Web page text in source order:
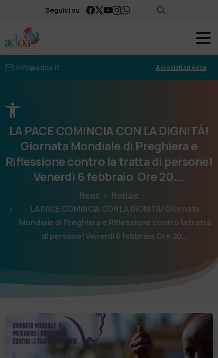
Apri la barra degli strumenti
Seguici su
info@adoa.it Associati ad Adoa
LAPACECOMINCIACON LADIGNITÀ!
Giornata Mondiale di Preghierae
Riflessionecontro latrattadi persone!
Venerdì 6febbraio Ore20….
News
Notizie
LA PACE COMINCIA CON LA DIGNITÀ! Giornata
Mondiale di Preghiera e Riflessione contro la tratta
di persone! Venerdì 6 febbraio Ore 20….